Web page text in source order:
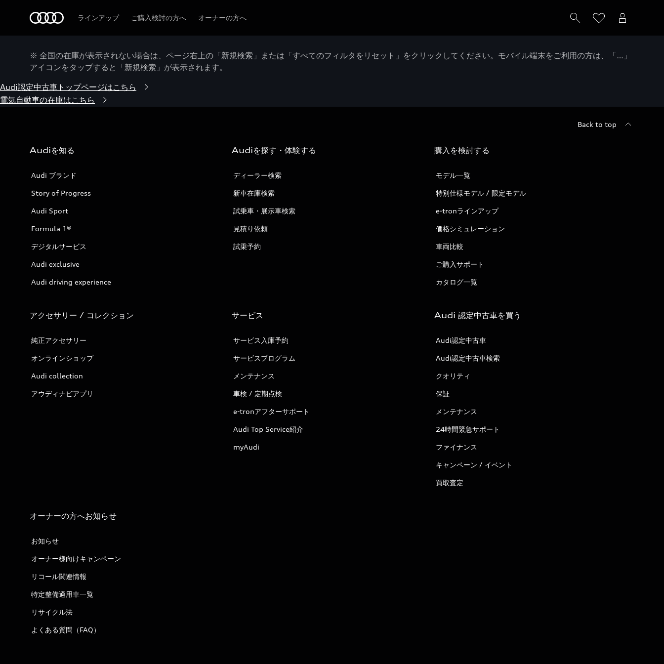
ラインアップ ご購入検討の方へ オーナーの方へ
※ 全国の在庫が表示されない場合は、ページ右上の「新規検索」または「すべてのフィルタをリセット」をクリックしてください。モバイル端末をご利用の方は、「…」
アイコンをタップすると「新規検索」が表示されます。
Audi認定中古車トップページはこちら
電気自動車の在庫はこちら
Back to top
Audiを知る
Audi ブランド
Story of Progress
Audi Sport
Formula 1®
デジタルサービス
Audi exclusive
Audi driving experience
Audiを探す・体験する
ディーラー検索
新車在庫検索
試乗車・展示車検索
見積り依頼
試乗予約
購入を検討する
モデル一覧
特別仕様モデル / 限定モデル
e-tronラインアップ
価格シミュレーション
車両比較
ご購入サポート
カタログ一覧
アクセサリー / コレクション
純正アクセサリー
オンラインショップ
Audi collection
アウディナビアプリ
サービス
サービス入庫予約
サービスプログラム
メンテナンス
車検 / 定期点検
e-tronアフターサポート
Audi Top Service紹介
myAudi
Audi 認定中古車を買う
Audi認定中古車
Audi認定中古車検索
クオリティ
保証
メンテナンス
24時間緊急サポート
ファイナンス
キャンペーン / イベント
買取査定
オーナーの方へお知らせ
お知らせ
オーナー様向けキャンペーン
リコール関連情報
特定整備適用車一覧
リサイクル法
よくある質問（FAQ）